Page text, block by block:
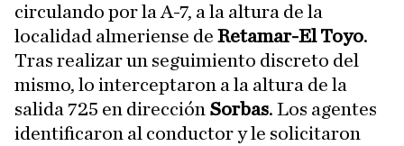
circulando por la A-7, a la altura de la
localidad almeriense de Retamar-El Toyo.
Tras realizar un seguimiento discreto del
mismo, lo interceptaron a la altura de la
salida 725 en dirección Sorbas. Los agentes
identificaron al conductor y le solicitaron